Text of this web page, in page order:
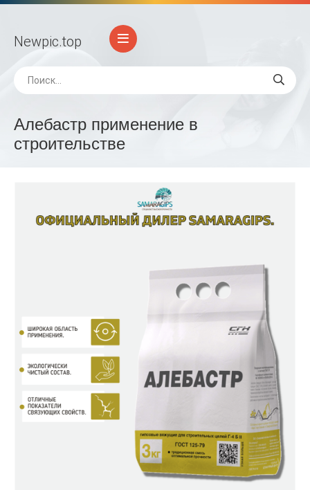
Newpic.top
Алебастр применение в
строительстве